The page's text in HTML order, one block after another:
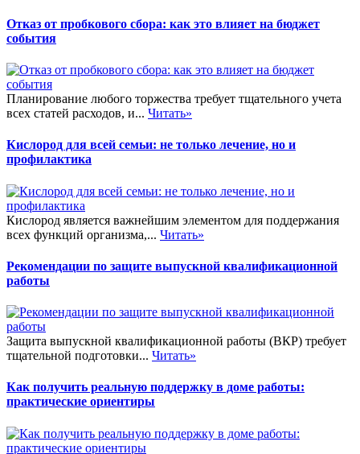
Отказ от пробкового сбора: как это влияет на бюджет
события
Планирование любого торжества требует тщательного учета
всех статей расходов, и... Читать»
Кислород для всей семьи: не только лечение, но и
профилактика
Кислород является важнейшим элементом для поддержания
всех функций организма,... Читать»
Рекомендации по защите выпускной квалификационной
работы
Защита выпускной квалификационной работы (ВКР) требует
тщательной подготовки... Читать»
Как получить реальную поддержку в доме работы:
практические ориентиры